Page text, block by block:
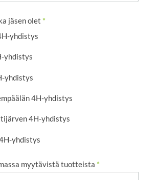
jäsen olet *
yhdistys
yhdistys
yhdistys
4H-yhdistys
4H-yhdistys
yhdistys
myytävistä tuotteista *